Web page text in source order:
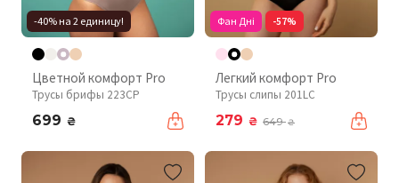
-40% на 2 единицу!
Цветной комфорт Pro
Трусы брифы 223CP
699 ₴
Фан Дні -57%
Легкий комфорт Pro
Трусы слипы 201LC
279 ₴ 649₴